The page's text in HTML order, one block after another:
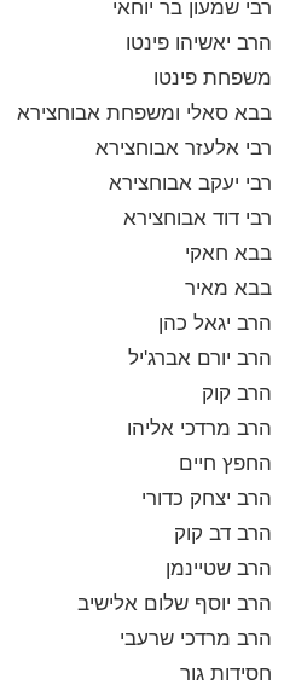
רבי שמעון בר יוחאי
הרב יאשיהו פינטו
משפחת פינטו
בבא סאלי ומשפחת אבוחצירא
רבי אלעזר אבוחצירא
רבי יעקב אבוחצירא
רבי דוד אבוחצירא
בבא חאקי
בבא מאיר
הרב יגאל כהן
הרב יורם אברג'יל
הרב קוק
הרב מרדכי אליהו
החפץ חיים
הרב יצחק כדורי
הרב דב קוק
הרב שטיינמן
הרב יוסף שלום אלישיב
הרב מרדכי שרעבי
חסידות גור